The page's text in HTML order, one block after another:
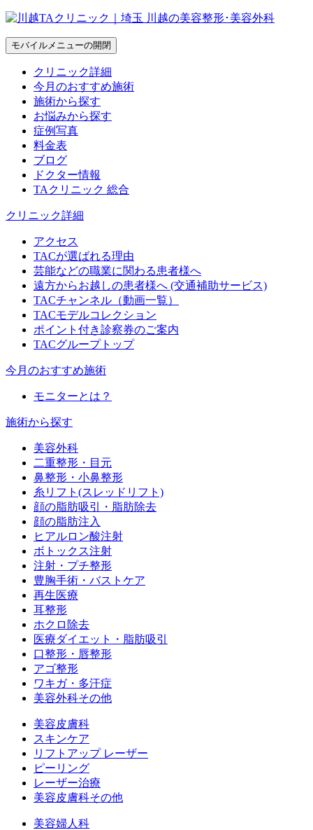
モバイルメニューの開閉
クリニック詳細
今月のおすすめ施術
施術から探す
お悩みから探す
症例写真
料金表
ブログ
ドクター情報
TAクリニック 総合
クリニック詳細
アクセス
TACが選ばれる理由
芸能などの職業に関わる患者様へ
遠方からお越しの患者様へ (交通補助サービス)
TACチャンネル（動画一覧）
TACモデルコレクション
ポイント付き診察券のご案内
TACグループトップ
今月のおすすめ施術
モニターとは？
施術から探す
美容外科
二重整形・目元
鼻整形・小鼻整形
糸リフト(スレッドリフト)
顔の脂肪吸引・脂肪除去
顔の脂肪注入
ヒアルロン酸注射
ボトックス注射
注射・プチ整形
豊胸手術・バストケア
再生医療
耳整形
ホクロ除去
医療ダイエット・脂肪吸引
口整形・唇整形
アゴ整形
ワキガ・多汗症
美容外科その他
美容皮膚科
スキンケア
リフトアップ レーザー
ピーリング
レーザー治療
美容皮膚科その他
美容婦人科